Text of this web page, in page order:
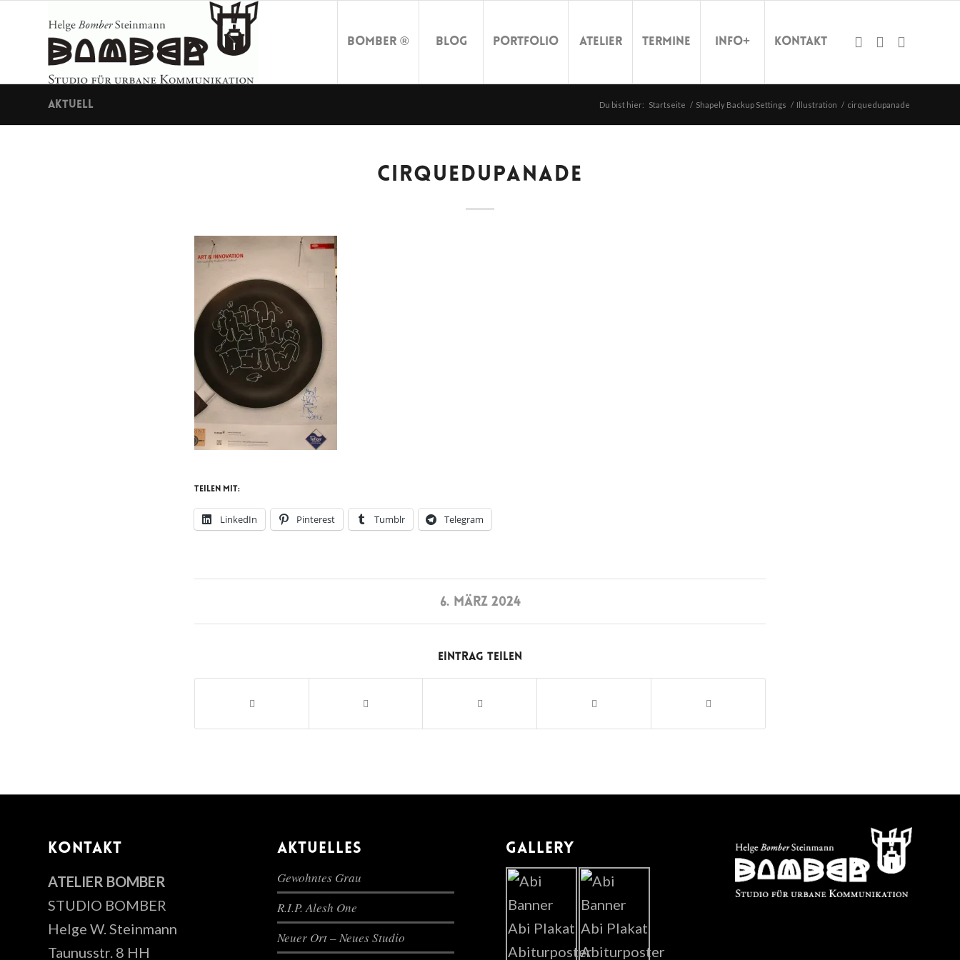
Bomber ® Blog Portfolio Atelier Termine Info+ Kontakt
Aktuell Du bist hier: Startseite / Shapely Backup Settings / Illustration / cirquedupanade
CIRQUEDUPANADE
Teilen mit:
LinkedIn Pinterest Tumblr Telegram
6. MÄRZ 2024
Eintrag teilen
KONTAKT
ATELIER BOMBER
STUDIO BOMBER
Helge W. Steinmann
Taunusstr. 8 HH
AKTUELLES
Gewohntes Grau
R.I.P. Alesh One
Neuer Ort – Neues Studio
GALLERY